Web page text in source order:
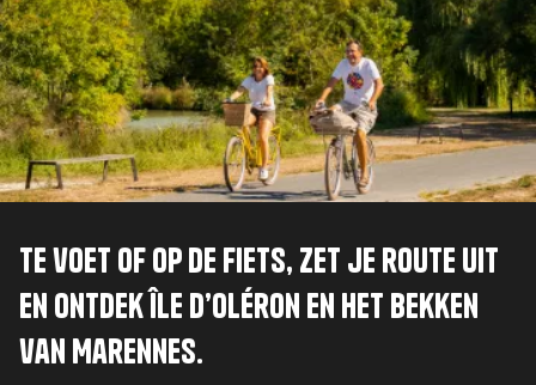
Te voet of op de fiets, zet je route uit
en ontdek Île d’Oléron en het bekken
van Marennes.